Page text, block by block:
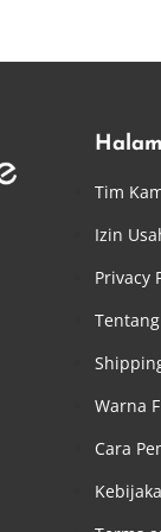
Tim
Izin
Privacy
Warna
Cara